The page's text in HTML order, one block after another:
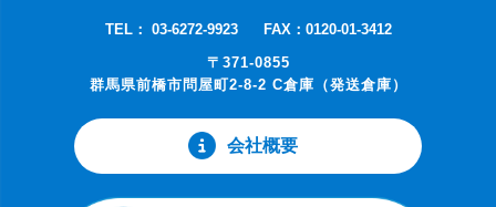
TEL： 03-6272-9923
FAX：0120-01-3412
〒371-0855
群馬県前橋市問屋町2-8-2 C倉庫（発送倉庫）
会社概要